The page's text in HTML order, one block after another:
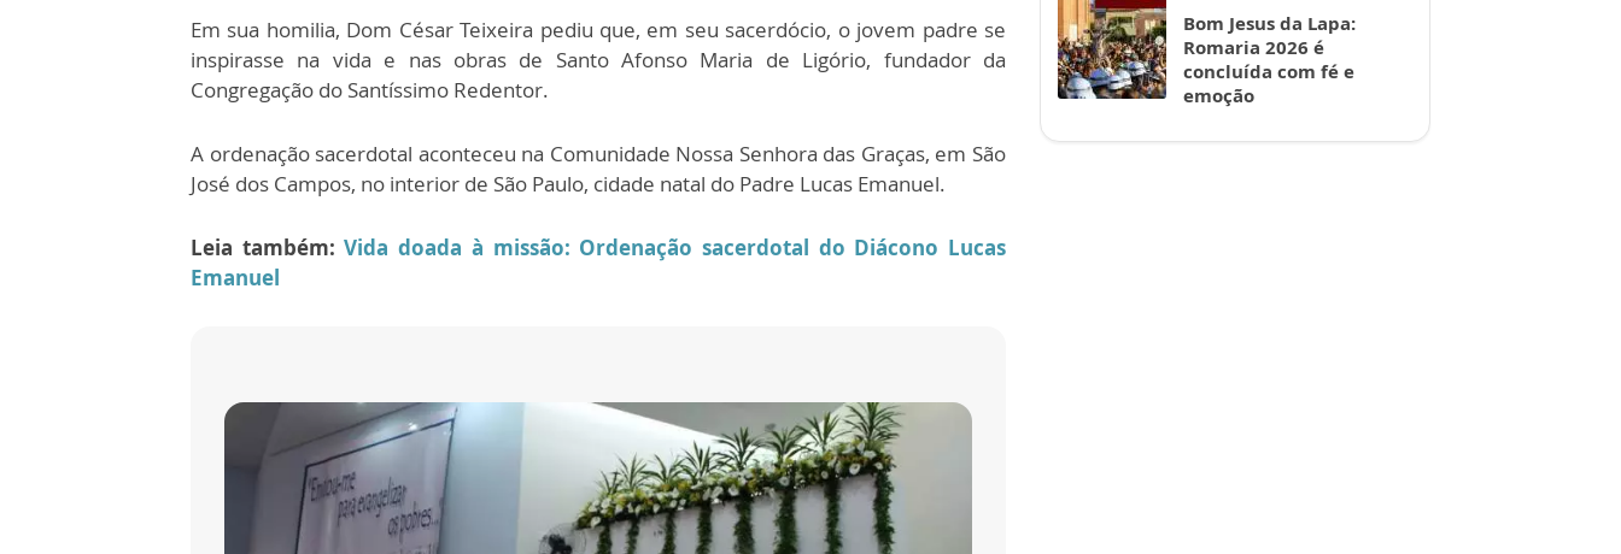
Em sua homilia, Dom César Teixeira pediu que, em seu sacerdócio, o jovem padre se
inspirasse na vida e nas obras de Santo Afonso Maria de Ligório, fundador da
Congregação do Santíssimo Redentor.
A ordenação sacerdotal aconteceu na Comunidade Nossa Senhora das Graças, em São
José dos Campos, no interior de São Paulo, cidade natal do Padre Lucas Emanuel.
Leia também:Vida doada à missão: Ordenação sacerdotal do Diácono Lucas
Emanuel
Bom Jesus da Lapa:
Romaria 2026 é
concluída com fé e
emoção